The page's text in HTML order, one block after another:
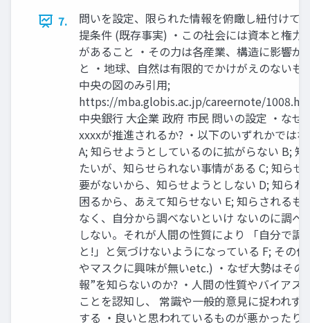
7.
問いを設定、限られた情報を俯瞰し紐付けて
提条件 (既存事実) ・この社会には資本と権力
があること ・その力は各産業、構造に影響が
と ・地球、自然は有限的でかけがえのない
中央の図のみ引用;
https://mba.globis.ac.jp/careernote/
中央銀行 大企業 政府 市民 問いの設定 ・なぜ
xxxxが推進されるか? ・以下のいずれかでは
A; 知らせようとしているのに拡がらない B; 知
たいが、知らせられない事情がある C; 知らせ
要がないから、知らせようとしない D; 知られ
困るから、あえて知らせない E; 知らされるも
なく、自分から調べないといけ ないのに調べ
しない。それが人間の性質により 「自分で調
と!」と気づけないようになっている F; その
やマスクに興味が無いetc.) ・なぜ大勢はその
報”を知らないのか? ・人間の性質やバイアス
ことを認知し、 常識や一般的意見に捉われず
する ・良いと思われているものが悪かったり